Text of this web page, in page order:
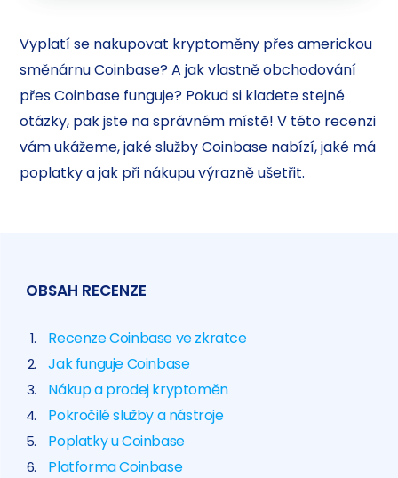
Vyplatí se nakupovat kryptoměny přes americkou
směnárnu Coinbase? A jak vlastně obchodování
přes Coinbase funguje? Pokud si kladete stejné
otázky, pak jste na správném místě! V této recenzi
vám ukážeme, jaké služby Coinbase nabízí, jaké má
poplatky a jak při nákupu výrazně ušetřit.
OBSAH RECENZE
Recenze Coinbase ve zkratce
Jak funguje Coinbase
Nákup a prodej kryptoměn
Pokročilé služby a nástroje
Poplatky u Coinbase
Platforma Coinbase